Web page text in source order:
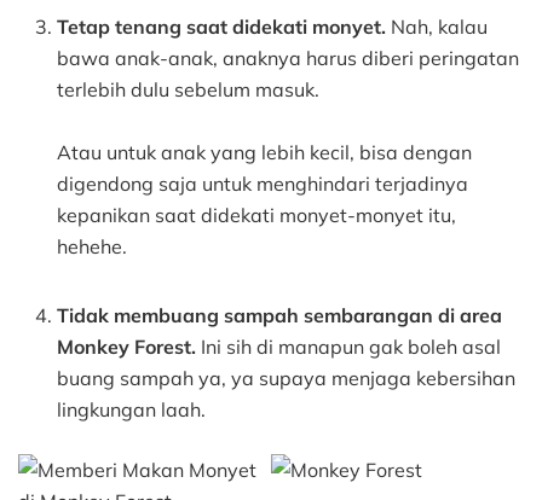
Tetap tenang saat didekati monyet. Nah, kalau
bawa anak-anak, anaknya harus diberi peringatan
terlebih dulu sebelum masuk.
Atau untuk anak yang lebih kecil, bisa dengan
digendong saja untuk menghindari terjadinya
kepanikan saat didekati monyet-monyet itu,
hehehe.
Tidak membuang sampah sembarangan di area
Monkey Forest. Ini sih di manapun gak boleh asal
buang sampah ya, ya supaya menjaga kebersihan
lingkungan laah.